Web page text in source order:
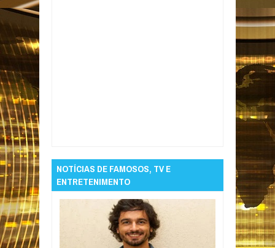
NOTÍCIAS DE FAMOSOS, TV E
ENTRETENIMENTO